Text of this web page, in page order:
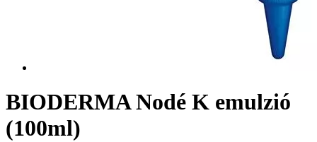
BIODERMA Nodé K emulzió
(100ml)